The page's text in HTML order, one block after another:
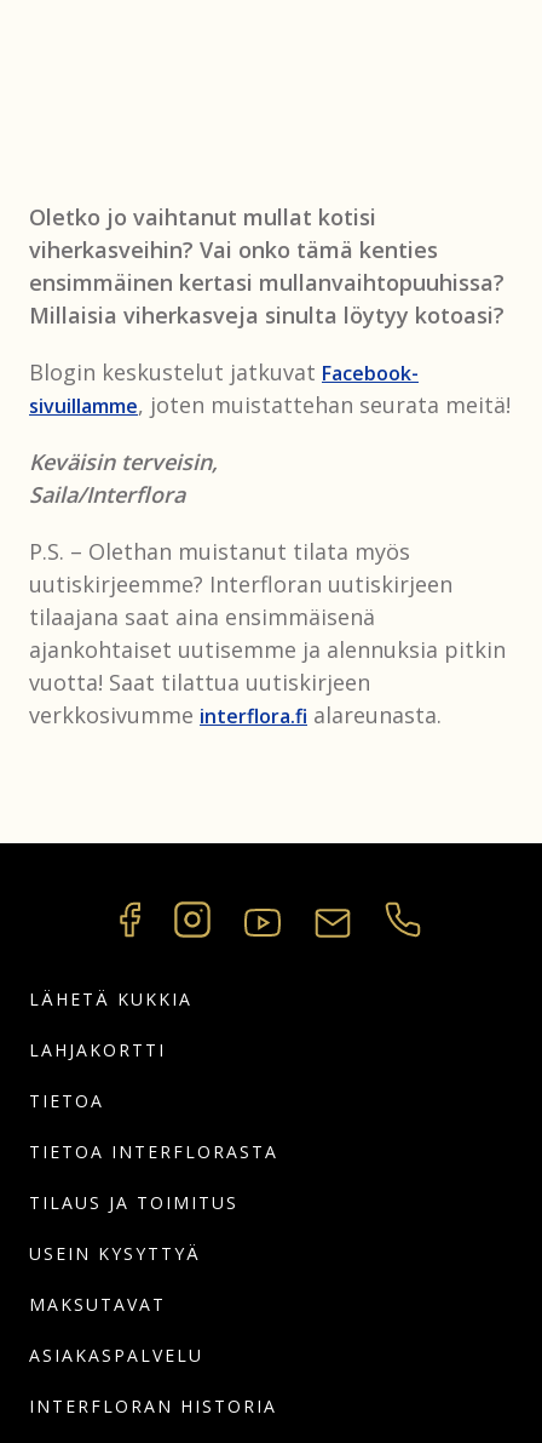
Oletko jo vaihtanut mullat kotisi
viherkasveihin? Vai onko tämä kenties
ensimmäinen kertasi mullanvaihtopuuhissa?
Millaisia viherkasveja sinulta löytyy kotoasi?
Blogin keskustelut jatkuvat Facebook-
sivuillamme, joten muistattehan seurata meitä!
Keväisin terveisin,
Saila/Interflora
P.S. – Olethan muistanut tilata myös
uutiskirjeemme? Interfloran uutiskirjeen
tilaajana saat aina ensimmäisenä
ajankohtaiset uutisemme ja alennuksia pitkin
vuotta! Saat tilattua uutiskirjeen
verkkosivumme interflora.fi alareunasta.
LÄHETÄ KUKKIA
LAHJAKORTTI
TIETOA
TIETOA INTERFLORASTA
TILAUS JA TOIMITUS
USEIN KYSYTTYÄ
MAKSUTAVAT
ASIAKASPALVELU
INTERFLORAN HISTORIA